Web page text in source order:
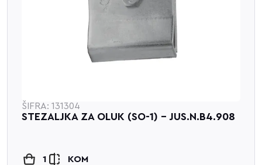
ŠIFRA: 131304
STEZALJKA ZA OLUK (SO-1) - JUS.N.B4.908
1 KOM